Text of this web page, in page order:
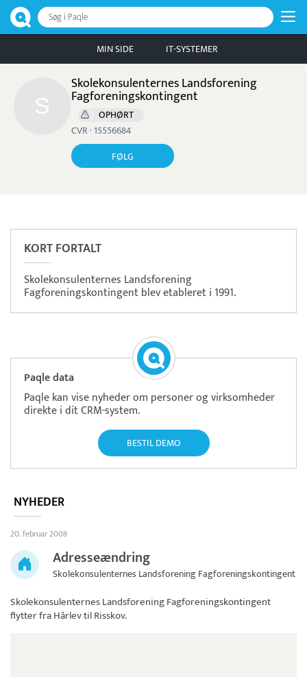
Søg i Paqle
MIN SIDE IT-SYSTEMER
Skolekonsulenternes Landsforening
Fagforeningskontingent
OPHØRT
CVR · 15556684
FØLG
KORT FORTALT
Skolekonsulenternes Landsforening
Fagforeningskontingent blev etableret i 1991.
Paqle data
Paqle kan vise nyheder om personer og virksomheder
direkte i dit CRM-system.
BESTIL DEMO
NYHEDER
20. februar 2008
Adresseændring
Skolekonsulenternes Landsforening Fagforeningskontingent
Skolekonsulenternes Landsforening Fagforeningskontingent
flytter fra Hårlev til Risskov.